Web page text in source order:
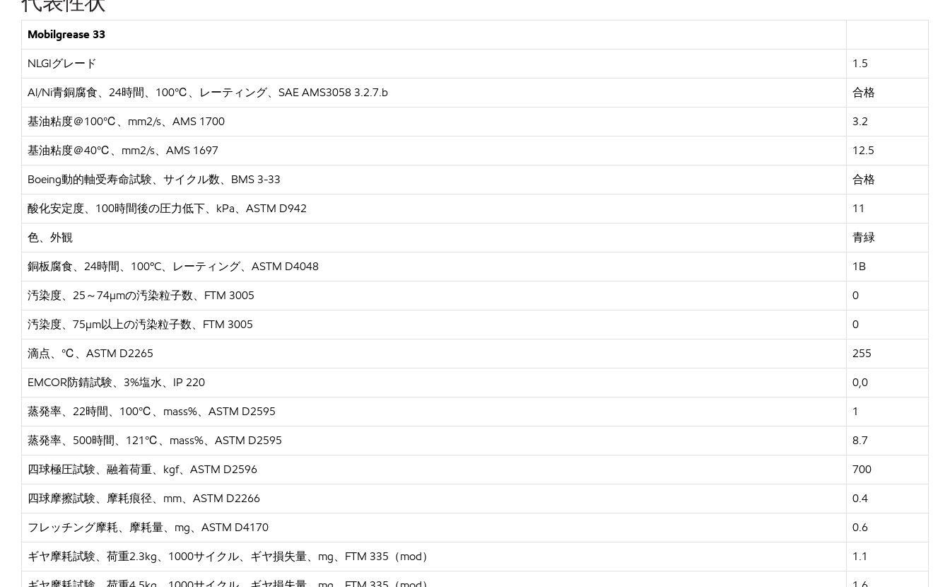
Mobilgrease 33
NLGIグレード
1.5
Al/Ni青銅腐食、24時間、100℃、レーティング、SAE AMS3058 3.2.7.b
合格
基油粘度＠100℃、mm2/s、AMS 1700
3.2
基油粘度＠40℃、mm2/s、AMS 1697
12.5
Boeing動的軸受寿命試験、サイクル数、BMS 3-33
合格
酸化安定度、 100時間後の圧力低下、kPa、ASTM D942
11
色、外観
青緑
銅板腐食、 24時間、100ºC、レーティング、ASTM D4048
1B
汚染度、 25～74µmの汚染粒子数、FTM 3005
0
汚染度、 75µm以上の汚染粒子数、FTM 3005
0
滴点、 ℃、ASTM D2265
255
EMCOR防錆試験、3%塩水、IP 220
0,0
蒸発率、 22時間、100℃、mass%、ASTM D2595
1
蒸発率、 500時間、121℃、mass%、ASTM D2595
8.7
四球極圧試験、融着荷重、 kgf、ASTM D2596
700
四球摩擦試験、摩耗痕径、 mm、ASTM D2266
0.4
フレッチング摩耗、摩耗量、 mg、ASTM D4170
0.6
ギヤ摩耗試験、荷重2.3kg、1000サイクル、ギヤ損失量、mg、FTM 335（mod）
1.1